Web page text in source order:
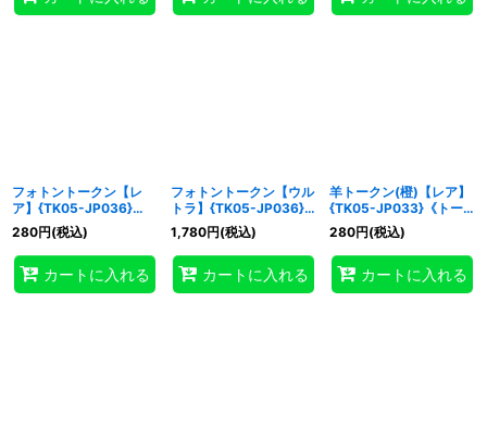
フォトントークン【レ
ア】{TK05-JP036}
《トークン》
280円(税込)
カートに入れる
フォトントークン【ウル
トラ】{TK05-JP036}
《トークン》
1,780円(税込)
カートに入れる
羊トークン(橙)【レア】
{TK05-JP033}《トー
クン》
280円(税込)
カートに入れる